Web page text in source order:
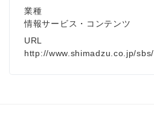
業種
情報サービス・コンテンツ
URL
http://www.shimadzu.co.jp/sbs/